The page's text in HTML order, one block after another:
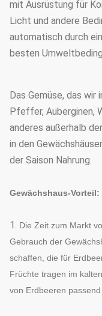
mit Ausrüstung für
Licht und andere
automatisch durch
besten
Das Gemüse, das wir
Pfeffer, Auberginen,
anderes außerhalb
in den
der Saison Nahrung.
Gewächshaus-Vorteil:
1. Die Zeit zum Markt
Gebrauch der
schaffen, die für
Früchte tragen im
von Erdbeeren passend